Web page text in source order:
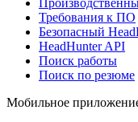
Требования к ПО
Безопасный
HeadHunter API
Поиск работы
Поиск по резюме
Мобильное